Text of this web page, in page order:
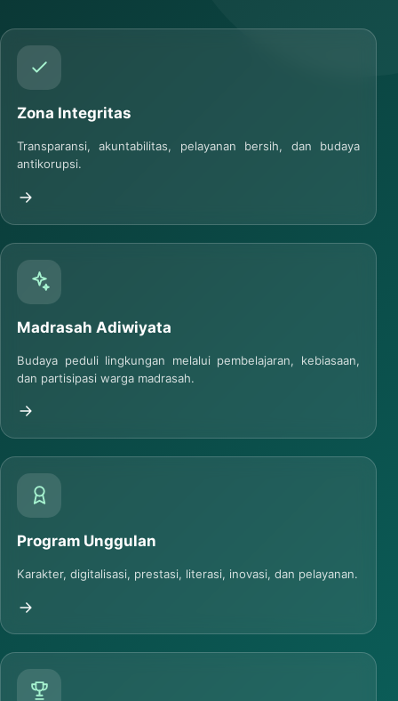
Zona Integritas
Transparansi, akuntabilitas, pelayanan bersih, dan budaya
antikorupsi.
Madrasah Adiwiyata
Budaya peduli lingkungan melalui pembelajaran, kebiasaan,
dan partisipasi warga madrasah.
Program Unggulan
Karakter, digitalisasi, prestasi, literasi, inovasi, dan pelayanan.